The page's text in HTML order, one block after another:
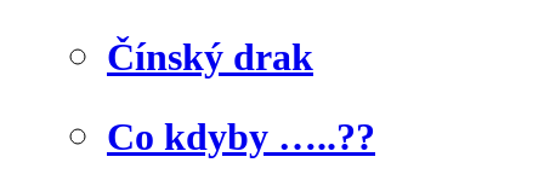
Čínský drak
Co kdyby …..??